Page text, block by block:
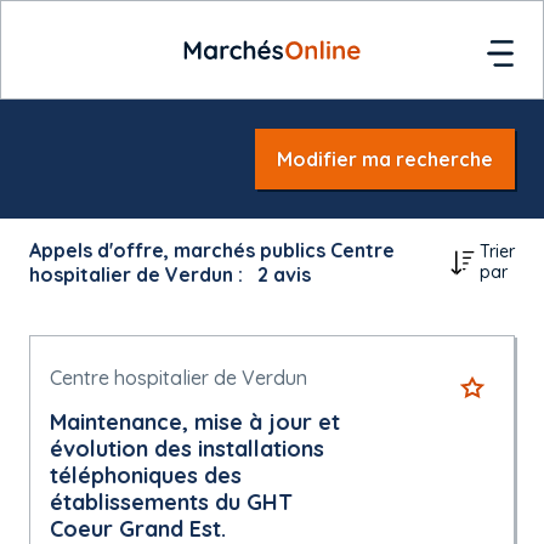
Modifier ma recherche
Appels d'offre, marchés publics Centre
hospitalier de Verdun :
2 avis
Trier
par
Centre hospitalier de Verdun
Maintenance, mise à jour et
évolution des installations
téléphoniques des
établissements du GHT
Coeur Grand Est.